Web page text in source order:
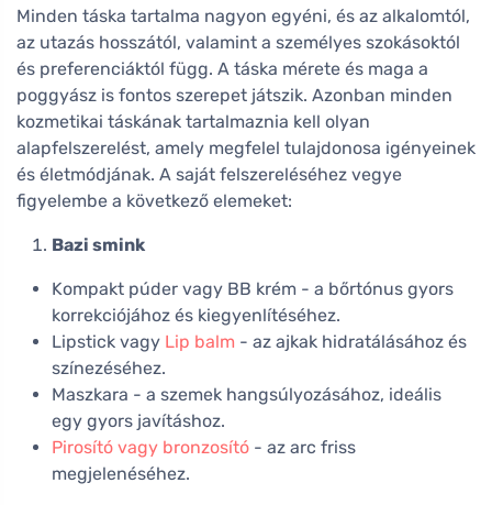
Minden táska tartalma nagyon egyéni, és az alkalomtól,
az utazás hosszától, valamint a személyes szokásoktól
és preferenciáktól függ. A táska mérete és maga a
poggyász is fontos szerepet játszik. Azonban minden
kozmetikai táskának tartalmaznia kell olyan
alapfelszerelést, amely megfelel tulajdonosa igényeinek
és életmódjának. A saját felszereléséhez vegye
figyelembe a következő elemeket:
Bazi smink
Kompakt púder vagy BB krém - a bőrtónus gyors
korrekciójához és kiegyenlítéséhez.
Lipstick vagy Lip balm - az ajkak hidratálásához és
színezéséhez.
Maszkara - a szemek hangsúlyozásához, ideális
egy gyors javításhoz.
Pirosító vagy bronzosító - az arc friss
megjelenéséhez.